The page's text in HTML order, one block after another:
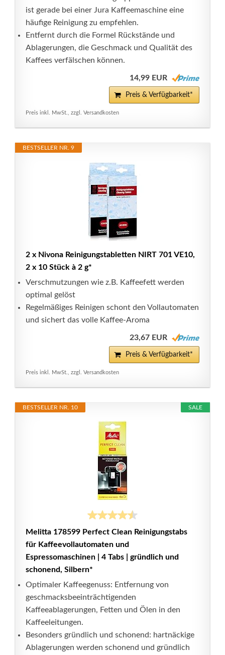
ist gerade bei einer Jura Kaffeemaschine eine
häufige Reinigung zu empfehlen.
Entfernt durch die Formel Rückstände und
Ablagerungen, die Geschmack und Qualität des
Kaffees verfälschen können.
14,99 EUR
Preis & Verfügbarkeit*
Preis inkl. MwSt., zzgl. Versandkosten
BESTSELLER NR. 9
2 x Nivona Reinigungstabletten NIRT 701 VE10,
2 x 10 Stück à 2 g*
Verschmutzungen wie z.B. Kaffeefett werden
optimal gelöst
Regelmäßiges Reinigen schont den Vollautomaten
und sichert das volle Kaffee-Aroma
23,67 EUR
Preis & Verfügbarkeit*
Preis inkl. MwSt., zzgl. Versandkosten
SALE
BESTSELLER NR. 10
Melitta 178599 Perfect Clean Reinigungstabs
für Kaffeevollautomaten und
Espressomaschinen | 4 Tabs | gründlich und
schonend, Silbern*
Optimaler Kaffeegenuss: Entfernung von
geschmacksbeeinträchtigenden
Kaffeeablagerungen, Fetten und Ölen in den
Kaffeeleitungen.
Besonders gründlich und schonend: hartnäckige
Ablagerungen werden schonend und gründlich